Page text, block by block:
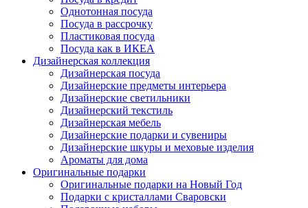
Однотонная посуда
Посуда в рассрочку
Пластиковая посуда
Посуда как в ИКЕА
Дизайнерская коллекция
Дизайнерская посуда
Дизайнерские предметы интерьера
Дизайнерские светильники
Дизайнерский текстиль
Дизайнерская мебель
Дизайнерские подарки и сувениры
Дизайнерские шкуры и меховые изделия
Ароматы для дома
Оригинальные подарки
Оригинальные подарки на Новый Год
Подарки с кристаллами Сваровски